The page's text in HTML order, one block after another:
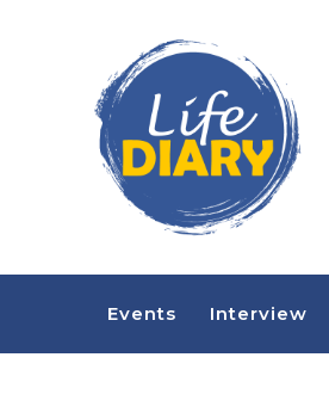
Events Interview